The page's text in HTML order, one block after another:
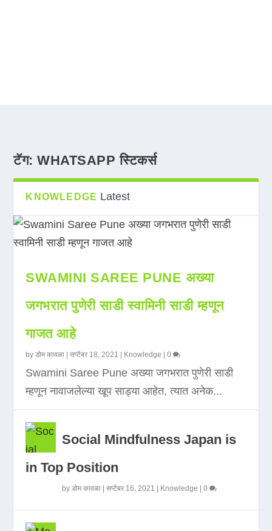
टॅग:WHATSAPP स्टिकर्स
KNOWLEDGE Latest
SWAMINI SAREE PUNE अख्या
जगभरात पुणेरी साडी स्वामिनी साडी म्हणून
गाजत आहे
byडोम कावळा |सप्टेंबर 18, 2021 Knowledge |0
Swamini Saree Pune अख्या जगभरात पुणेरी साडी
म्हणून नावाजलेल्या खूप साड्या आहेत, त्यात अनेक...
Social Mindfulness Japan is
in Top Position
byडोम कावळा |सप्टेंबर 16, 2021 Knowledge |0